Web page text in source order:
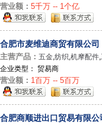
营业额： 5千万 -- 1个亿
合肥市麦维迪商贸有限公司
主营产品： 五金,纺织,机摩配件,
企业类型： 贸易商
营业额： 1百万 -- 5百万
合肥商顺进出口贸易有限公